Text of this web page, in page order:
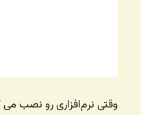
وقتی نرم‌افزاری رو نصب